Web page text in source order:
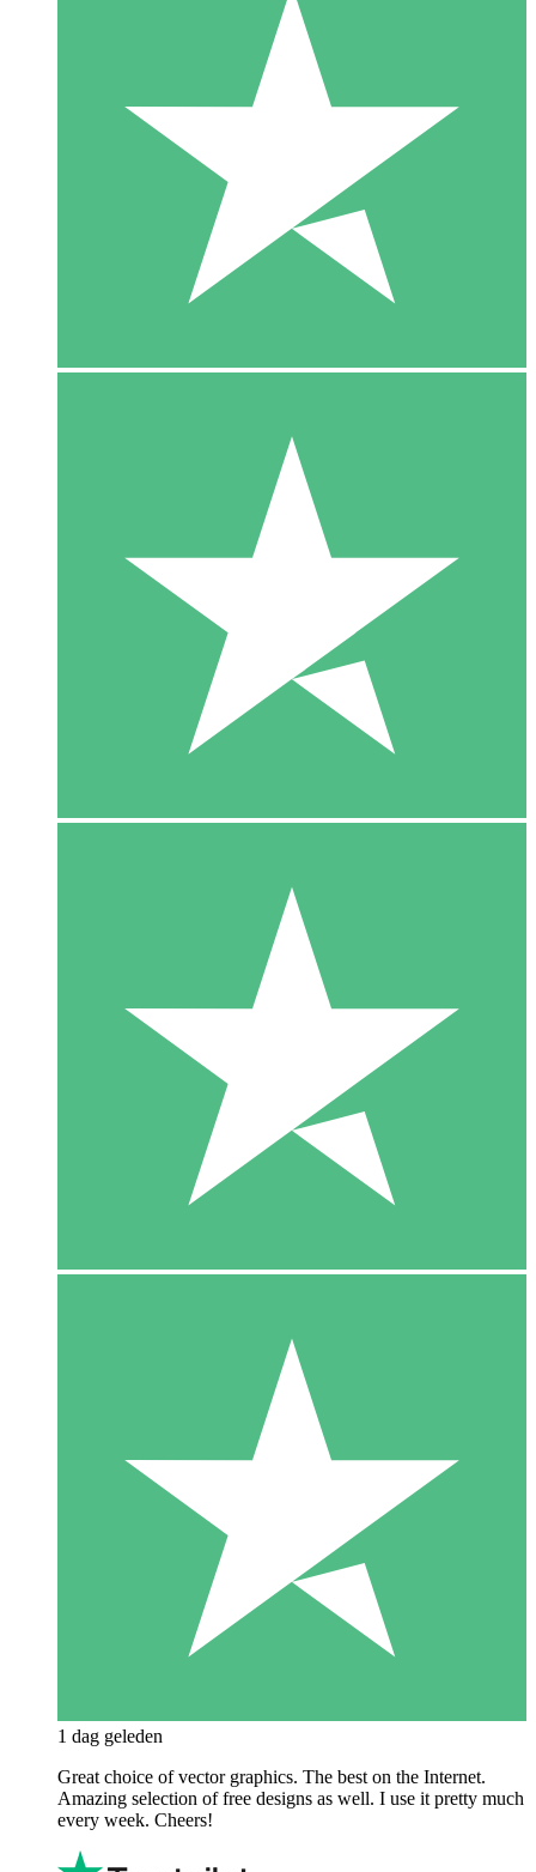
1 dag geleden
Great choice of vector graphics. The best on the Internet.
Amazing selection of free designs as well. I use it pretty much
every week. Cheers!